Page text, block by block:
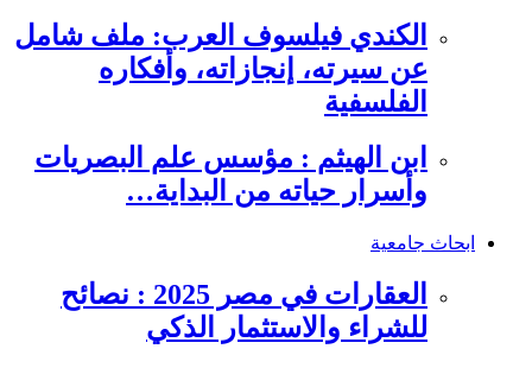
الكندي فيلسوف العرب: ملف شامل
عن سيرته، إنجازاته، وأفكاره
الفلسفية
ابن الهيثم : مؤسس علم البصريات
وأسرار حياته من البداية…
ابحاث جامعية
العقارات في مصر 2025 : نصائح
للشراء والاستثمار الذكي